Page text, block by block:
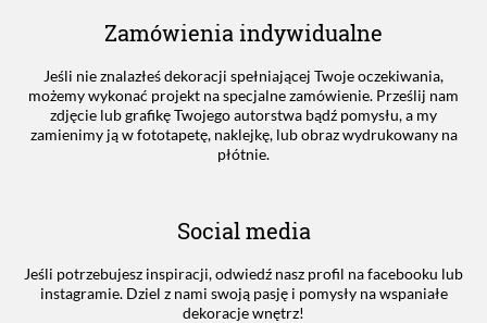
Zamówienia indywidualne
Jeśli nie znalazłeś dekoracji spełniającej Twoje oczekiwania,
możemy wykonać projekt na specjalne zamówienie. Prześlij nam
zdjęcie lub grafikę Twojego autorstwa bądź pomysłu, a my
zamienimy ją w fototapetę, naklejkę, lub obraz wydrukowany na
płótnie.
Social media
Jeśli potrzebujesz inspiracji, odwiedź nasz profil na facebooku lub
instagramie. Dziel z nami swoją pasję i pomysły na wspaniałe
dekoracje wnętrz!